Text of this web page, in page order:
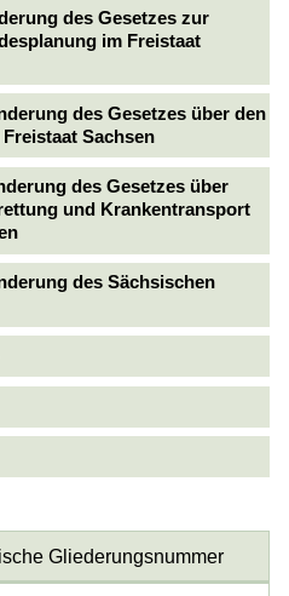
des Gesetzes zur
im Freistaat
des Gesetzes über den
Sachsen
des Gesetzes über
und Krankentransport
des Sächsischen
Gliederungsnummer